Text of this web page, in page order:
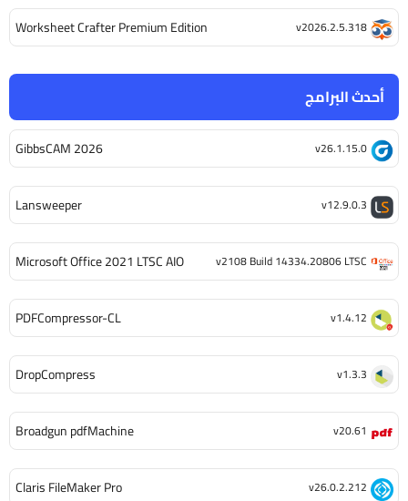
أحدث البرامج
GibbsCAM 2026 v26.1.15.0
Lansweeper v12.9.0.3
Microsoft Office 2021 LTSC AIO v2108 Build 14334.20806 LTSC
PDFCompressor-CL v1.4.12
DropCompress v1.3.3
Broadgun pdfMachine v20.61
Claris FileMaker Pro v26.0.2.212
Worksheet Crafter Premium Edition v2026.2.5.318